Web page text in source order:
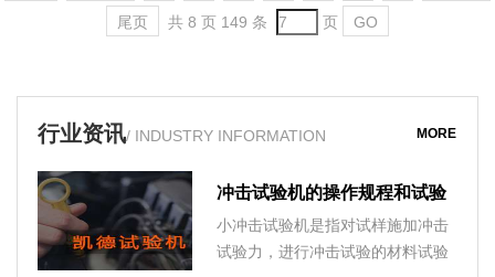
尾页
共 8 页 149 条 页 GO
行业资讯/ INDUSTRY INFORMATION MORE
冲击试验机的操作规程和试验
要求
小冲击试验机是指对试样施加冲击
试验力，进行冲击试验的材料试验